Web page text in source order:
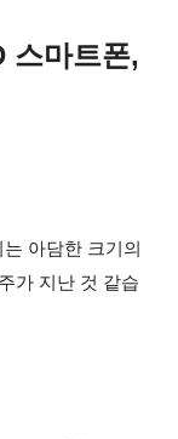
스마트폰,
아담한 크기의
가 지난 것 같습